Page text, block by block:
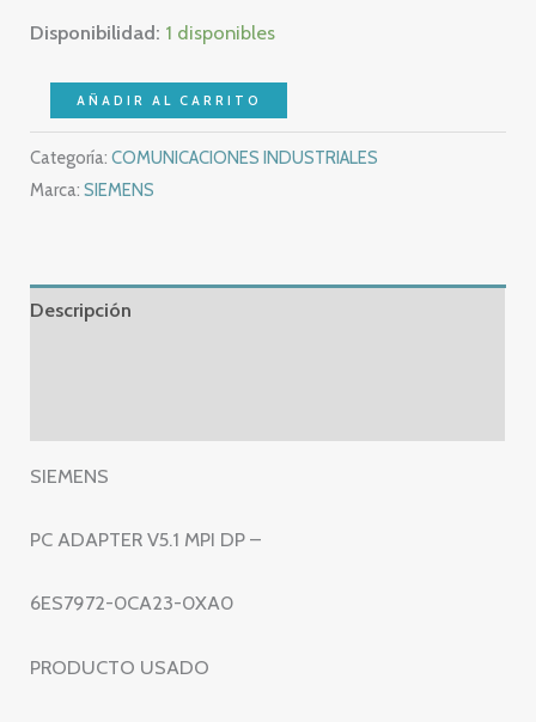
Disponibilidad: 1 disponibles
SIEMENS
PC
ADAPTER
V5.1
–
6ES7972-
972-
0XA0
AÑADIR AL CARRITO
Categoría:COMUNICACIONES INDUSTRIALES
Marca:SIEMENS
Descripción
SIEMENS
PC ADAPTER V5.1 MPI DP –
6ES7972-0CA23-0XA0
PRODUCTO USADO